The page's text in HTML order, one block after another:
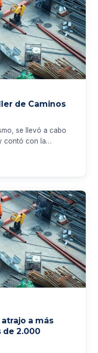
de Caminos
se llevó a cabo
contó con la…
atrajo a más
de 2.000